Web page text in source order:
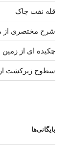
قله نفت چاک
شرح مختصری
چکیده ای از
سطوح زیرکشت
بایگانی‌ها